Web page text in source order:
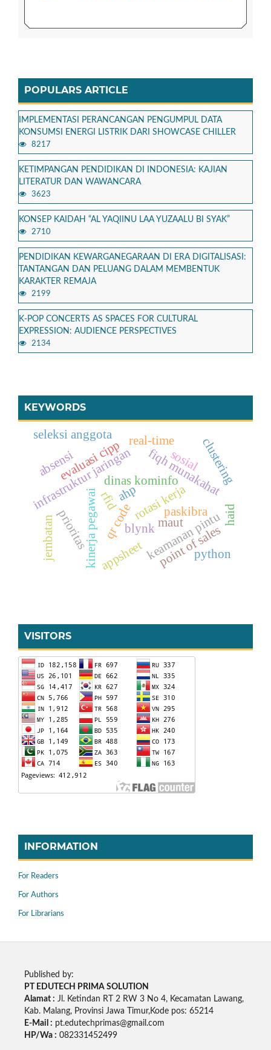
POPULARS ARTICLE
IMPLEMENTASI PERANCANGAN PENGUMPUL DATA
KONSUMSI ENERGI LISTRIK DARI SHOWCASE CHILLER
8217
KETIMPANGAN PENDIDIKAN DI INDONESIA: KAJIAN
LITERATUR DAN WAWANCARA
3623
KONSEP KAIDAH “AL YAQIINU LAA YUZAALU BI SYAK”
2710
PENDIDIKAN KEWARGANEGARAAN DI ERA DIGITALISASI:
TANTANGAN DAN PELUANG DALAM MEMBENTUK
KARAKTER REMAJA
2199
K-POP CONCERTS AS SPACES FOR CULTURAL
EXPRESSION: AUDIENCE PERSPECTIVES
2134
KEYWORDS
kinerja pegawai qr code keamanan pintu
blynk
infrastruktur jaringan
ahp
prioritas
dinas kominfofiqh munakahat
rotasi kerja
evaluasi cipp real-time
rfid
appsheet point of sales
clustering
paskibra
seleksi anggota
absensi
jembatan maut
python
haid
sosial
VISITORS
INFORMATION
For Readers
For Authors
For Librarians
Published by:
PT EDUTECH PRIMA SOLUTION
Alamat : Jl. Ketindan RT 2 RW 3 No 4, Kecamatan Lawang,
Kab. Malang, Provinsi Jawa Timur,Kode pos: 65214
E-Mail : pt.edutechprimas@gmail.com
HP/Wa : 082331452499